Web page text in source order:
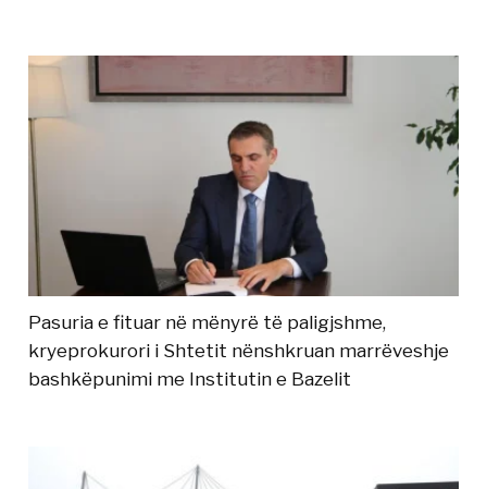
Pasuria e fituar në mënyrë të paligjshme,
kryeprokurori i Shtetit nënshkruan marrëveshje
bashkëpunimi me Institutin e Bazelit